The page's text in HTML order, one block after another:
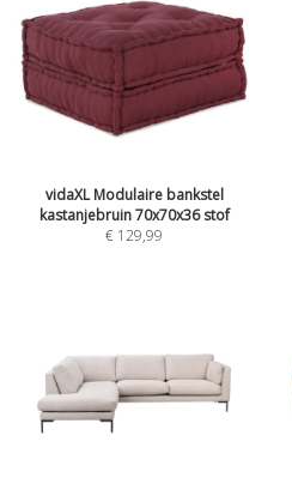
vidaXL Modulaire bankstel
kastanjebruin 70x70x36 stof
€ 129,99